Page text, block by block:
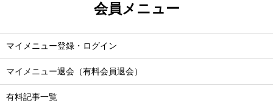
会員メニュー
マイメニュー登録・ログイン
マイメニュー退会（有料会員退会）
有料記事一覧